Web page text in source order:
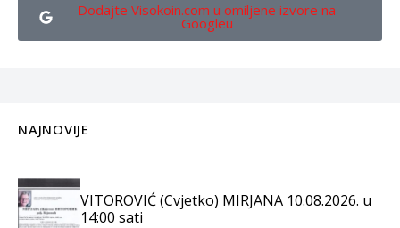
Dodajte Visokoin.com u omiljene izvore na
Googleu
NAJNOVIJE
VITOROVIĆ (Cvjetko) MIRJANA 10.08.2026. u
14:00 sati